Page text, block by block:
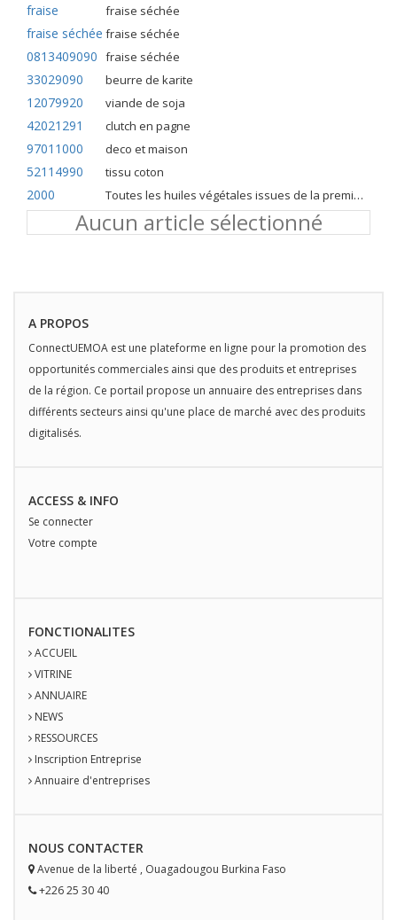
fraise fraise séchée
fraise séchée fraise séchée
0813409090 fraise séchée
33029090 beurre de karite
12079920 viande de soja
42021291 clutch en pagne
97011000 deco et maison
52114990 tissu coton
2000 Toutes les huiles végétales issues de la première pression à froid
Aucun article sélectionné
A PROPOS
ConnectUEMOA est une plateforme en ligne pour la promotion des
opportunités commerciales ainsi que des produits et entreprises
de la région. Ce portail propose un annuaire des entreprises dans
différents secteurs ainsi qu'une place de marché avec des produits
digitalisés.
ACCESS & INFO
Se connecter
Votre compte
FONCTIONALITES
ACCUEIL
VITRINE
ANNUAIRE
NEWS
RESSOURCES
Inscription Entreprise
Annuaire d'entreprises
NOUS CONTACTER
Avenue de la liberté , Ouagadougou Burkina Faso
+226 25 30 40